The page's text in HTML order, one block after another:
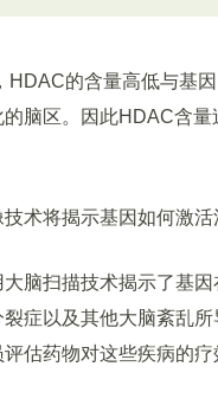
的含量高低与基因
脑区。因此HDAC含
将揭示基因如何激活
扫描技术揭示了基因
症以及其他大脑紊乱
估药物对这些疾病的疗